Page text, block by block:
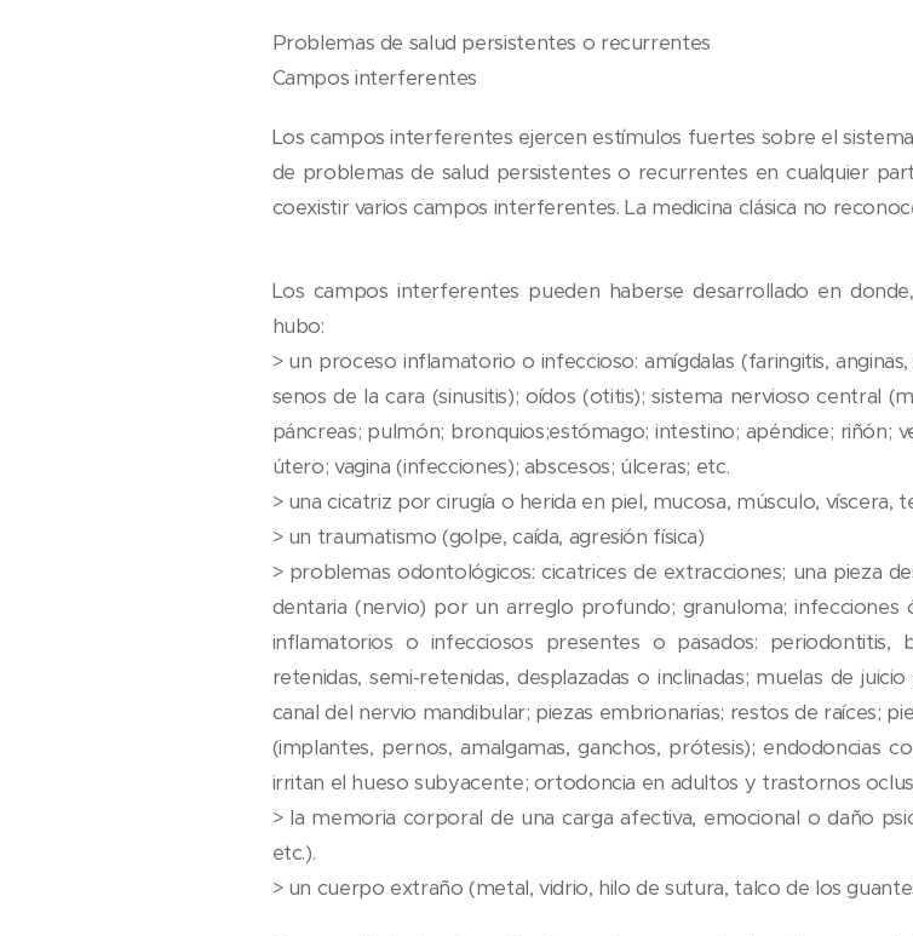
Problemas de salud persistentes o recurrentes
Campos interferentes
Los campos interferentes ejercen estímulos fuertes sobre el
de problemas de salud persistentes o recurrentes en cualquier
coexistir varios campos interferentes. La medicina clásica no
Los campos interferentes pueden haberse desarrollado en
hubo:
> un proceso inflamatorio o infeccioso: amígdalas (faringitis,
senos de la cara (sinusitis); oídos (otitis); sistema nervioso central
páncreas; pulmón; bronquios;estómago; intestino; apéndice; riñón;
útero; vagina (infecciones); abscesos; úlceras; etc.
> una cicatriz por cirugía o herida en piel, mucosa, músculo, víscera,
> un traumatismo (golpe, caída, agresión física)
> problemas odontológicos: cicatrices de extracciones; una pieza
dentaria (nervio) por un arreglo profundo; granuloma; infecciones
inflamatorios o infecciosos presentes o pasados: periodontitis,
retenidas, semi-retenidas, desplazadas o inclinadas; muelas de
canal del nervio mandibular; piezas embrionarias; restos de raíces;
(implantes, pernos, amalgamas, ganchos, prótesis); endodoncias
irritan el hueso subyacente; ortodoncia en adultos y trastornos
> la memoria corporal de una carga afectiva, emocional o daño
etc.).
> un cuerpo extraño (metal, vidrio, hilo de sutura, talco de los